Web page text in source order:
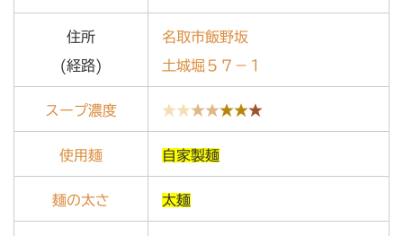
住所
(経路)
名取市飯野坂
土城堀５７－１
スープ濃度 ★★★★★★★
使用麺 自家製麺
麺の太さ 太麺